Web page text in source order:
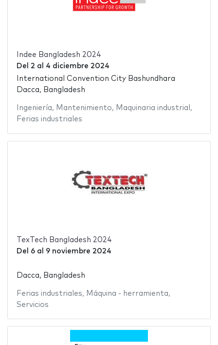
Indee Bangladesh 2024
Del 2 al 4 diciembre 2024
International Convention City Bashundhara
Dacca, Bangladesh
Ingeniería, Mantenimiento, Maquinaria industrial ,
Ferias industriales
TexTech Bangladesh 2024
Del 6al 9 noviembre 2024
Dacca, Bangladesh
Ferias industriales, Máquina - herramienta,
Servicios